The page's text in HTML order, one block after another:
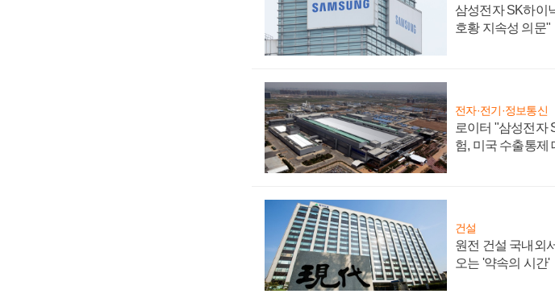
삼성전자 SK하이
호황 지속성 의문"
전자·전기·정보통신
로이터 "삼성전자
험, 미국 수출통제
건설
원전 건설 국내외
오는 '약속의 시간'